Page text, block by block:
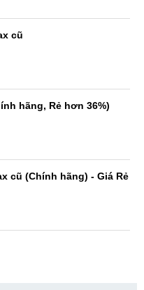
cũ
hãng, Rẻ hơn 36%)
cũ (Chính hãng) - Giá Rẻ